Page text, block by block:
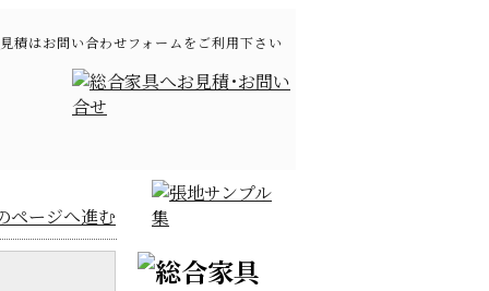
積はお問い合わせフォームをご利用下さい